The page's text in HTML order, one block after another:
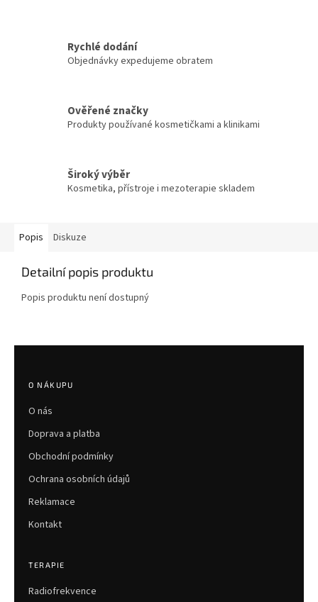
Rychlé dodání
Objednávky expedujeme obratem
Ověřené značky
Produkty používané kosmetičkami a klinikami
Široký výběr
Kosmetika, přístroje i mezoterapie skladem
Popis Diskuze
Detailní popis produktu
Popis produktu není dostupný
O NÁKUPU
O nás
Doprava a platba
Obchodní podmínky
Ochrana osobních údajů
Reklamace
Kontakt
TERAPIE
Radiofrekvence